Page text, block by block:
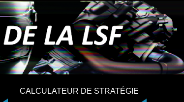
CALCULATEUR DE STRATÉGIE